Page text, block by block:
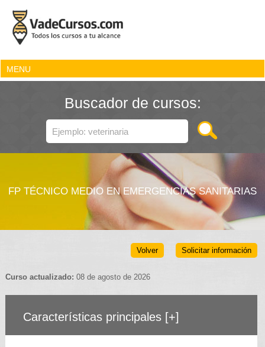
MENU
Buscador de cursos:
FP TÉCNICO MEDIO EN EMERGENCIAS SANITARIAS
Solicitar información
Volver
Curso actualizado: 08 de agosto de 2026
Características principales [+]